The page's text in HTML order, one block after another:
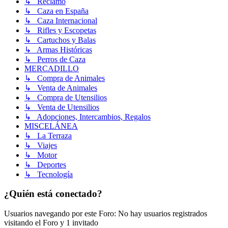
↳ Caza en España
↳ Caza Internacional
↳ Rifles y Escopetas
↳ Cartuchos y Balas
↳ Armas Históricas
↳ Perros de Caza
MERCADILLO
↳ Compra de Animales
↳ Venta de Animales
↳ Compra de Utensilios
↳ Venta de Utensilios
↳ Adopciones, Intercambios, Regalos
MISCELÁNEA
↳ La Terraza
↳ Viajes
↳ Motor
↳ Deportes
↳ Tecnología
¿Quién está conectado?
Usuarios navegando por este Foro: No hay usuarios registrados
visitando el Foro y 1 invitado